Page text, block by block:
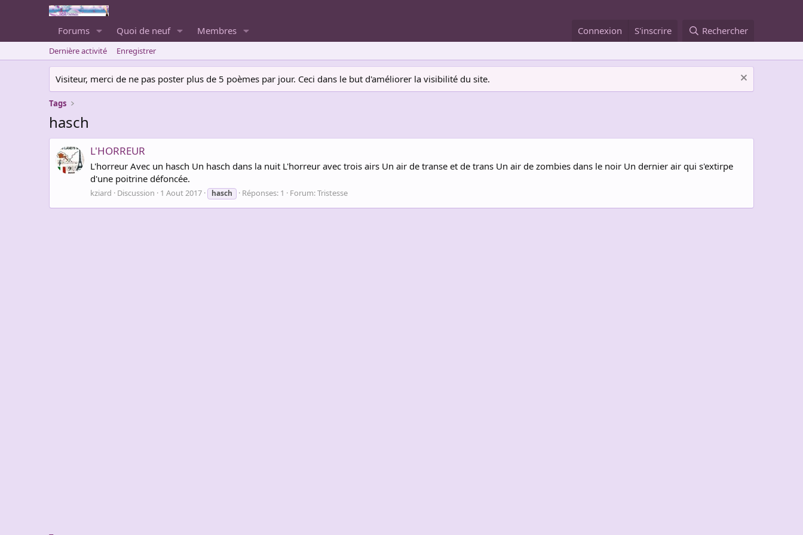
Forums Quoi de neuf Membres Connexion S'inscrire Rechercher
Dernière activité Enregistrer
Visiteur, merci de ne pas poster plus de 5 poèmes par jour. Ceci dans le but d'améliorer la visibilité du site.
Tags
hasch
L'HORREUR
L'horreur Avec un hasch Un hasch dans la nuit L'horreur avec trois airs Un air de transe et de trans Un air de zombies dans le noir Un dernier air qui s'extirpe
d'une poitrine défoncée.
kziard Discussion 1 Aout 2017 hasch Réponses: 1 Forum:Tristesse